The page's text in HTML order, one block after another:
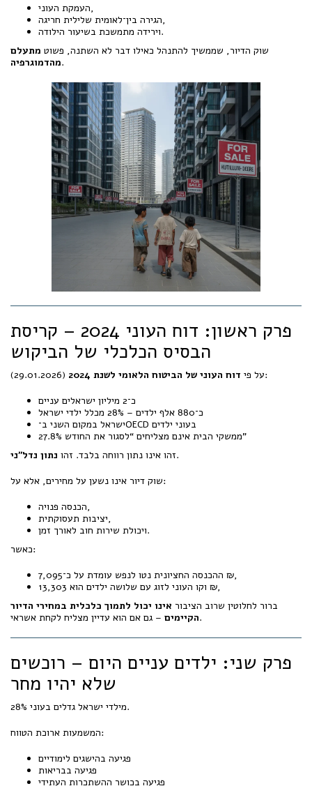
העמקת העוני,
הגירה בין־לאומית שלילית חריגה,
וירידה מתמשכת בשיעור הילודה.
שוק הדיור, שממשיך להתנהל כאילו דבר לא השתנה, פשוט מתעלם
מהדמוגרפיה.
פרק ראשון: דוח העוני 2024 – קריסת
הבסיס הכלכלי של הביקוש
על פי דוח העוני של הביטוח הלאומי לשנת 2024
(29.01.2026):
כ־2 מיליון ישראלים עניים
כ־880 אלף ילדים – 28% מכלל ילדי ישראל
ישראל במקום השני ב־OECD בעוני ילדים
27.8% ממשקי הבית אינם מצליחים “לסגור את החודש”
זהו אינו נתון רווחה בלבד. זהו נתון נדל״ני
.
שוק דיור אינו נשען על מחירים, אלא על:
הכנסה פנויה,
יציבות תעסוקתית,
ויכולת שירות חוב לאורך זמן.
כאשר:
ההכנסה החציונית נטו לנפש עומדת על כ־7,095 ₪,
וקו העוני לזוג עם שלושה ילדים הוא 13,303 ₪,
ברור לחלוטין שרוב הציבור אינו יכול לתמוך כלכלית במחירי הדיור
הקיימים– גם אם הוא עדיין מצליח לקחת אשראי.
פרק שני: ילדים עניים היום – רוכשים
שלא יהיו מחר
28% מילדי ישראל גדלים בעוני.
המשמעות ארוכת הטווח:
פגיעה בהישגים לימודיים
פגיעה בבריאות
פגיעה בכושר ההשתכרות העתידי